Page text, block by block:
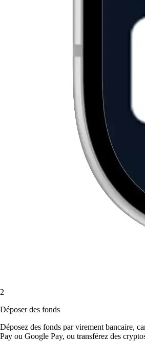
2
Déposer des fonds
Déposez des fonds par virement bancaire,
Pay ou Google Pay, ou transférez des